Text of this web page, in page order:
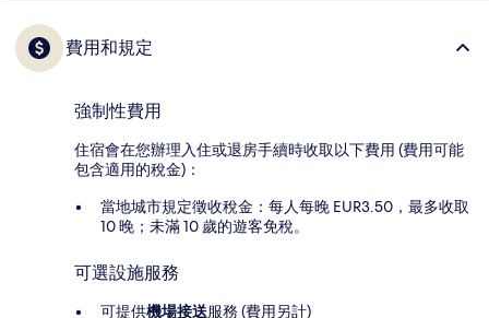
費用和規定
強制性費用
住宿會在您辦理入住或退房手續時收取以下費用 (費用可能
包含適用的稅金)：
當地城市規定徵收稅金：每人每晚 EUR3.50，最多收取
10 晚；未滿 10 歲的遊客免稅。
可選設施服務
可提供機場接送服務 (費用另計)